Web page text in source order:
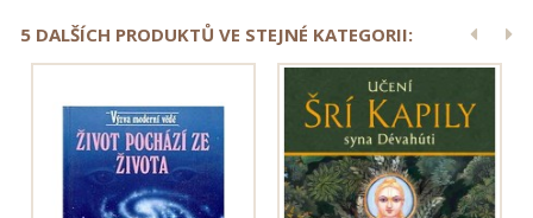
5 DALŠÍCH PRODUKTŮ VE STEJNÉ KATEGORII: